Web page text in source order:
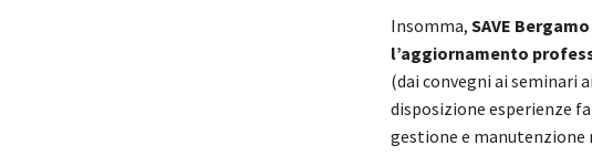
Insomma, SAVE Bergamo
l’aggiornamento
(dai convegni ai seminari
disposizione esperienze
gestione e manutenzione